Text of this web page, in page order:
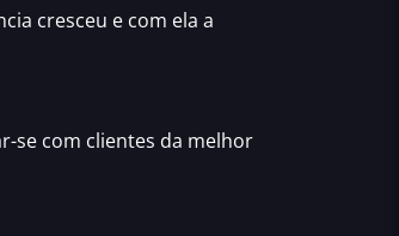
cresceu e com ela a
se com clientes da melhor